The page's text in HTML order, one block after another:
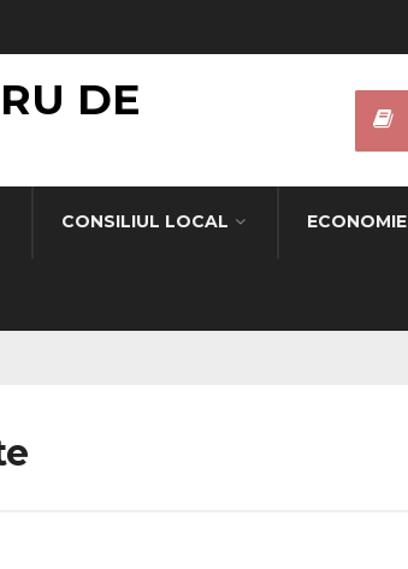
DE
CONSILIUL LOCAL ECONOMIE